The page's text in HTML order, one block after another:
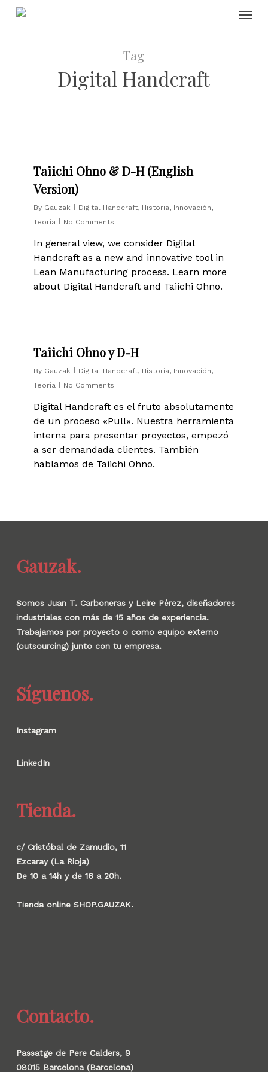
Skip
Tag
Digital Handcraft
Taiichi Ohno & D-H (English
Version)
By Gauzak Digital Handcraft, Historia, Innovación,
Teoria
No Comments
In general view, we consider Digital
Handcraft as a new and innovative tool in
Lean Manufacturing process. Learn more
about Digital Handcraft and Taiichi Ohno.
Taiichi Ohno y D-H
By Gauzak Digital Handcraft, Historia, Innovación,
Teoria
No Comments
Digital Handcraft es el fruto absolutamente
de un proceso «Pull». Nuestra herramienta
interna para presentar proyectos, empezó
a ser demandada clientes. También
hablamos de Taiichi Ohno.
Gauzak.
Somos Juan T. Carboneras y Leire Pérez, diseñadores
industriales con más de 15 años de experiencia.
Trabajamos por proyecto o como equipo externo
(outsourcing) junto con tu empresa.
Síguenos.
Instagram
LinkedIn
Tienda.
c/ Cristóbal de Zamudio, 11
Ezcaray (La Rioja)
De 10 a 14h y de 16 a 20h.
Tienda online SHOP.GAUZAK.
Contacto.
Passatge de Pere Calders, 9
08015 Barcelona (Barcelona)